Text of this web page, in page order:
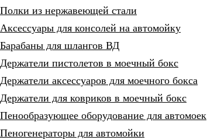
Полки из нержавеющей стали
Аксессуары для консолей на автомойку
Барабаны для шлангов ВД
Держатели пистолетов в моечный бокс
Держатели аксессуаров для моечного бокса
Держатели для ковриков в моечный бокс
Пенообразующее оборудование для автомоек
Пеногенераторы для автомойки